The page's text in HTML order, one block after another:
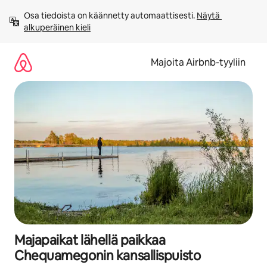
sisältö
väliin
Osa tiedoista on käännetty automaattisesti. Näytä
alkuperäinen kieli
Majoita Airbnb-tyyliin
Majapaikat lähellä paikkaa
Chequamegonin kansallispuisto